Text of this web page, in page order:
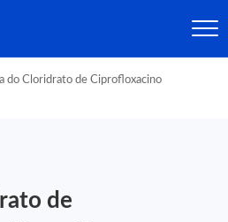
do Cloridrato de Ciprofloxacino
de